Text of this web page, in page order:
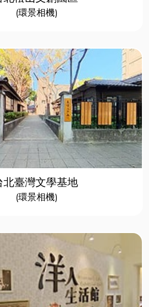
(環景相機)​
北臺灣文學基地
(環景相機)​